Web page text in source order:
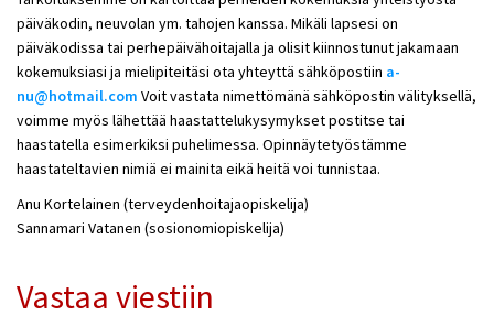
päiväkodin, neuvolan ym. tahojen kanssa. Mikäli lapsesi on
päiväkodissa tai perhepäivähoitajalla ja olisit kiinnostunut jakamaan
kokemuksiasi ja mielipiteitäsi ota yhteyttä sähköpostiin a-
nu@hotmail.com Voit vastata nimettömänä sähköpostin välityksellä,
voimme myös lähettää haastattelukysymykset postitse tai
haastatella esimerkiksi puhelimessa. Opinnäytetyöstämme
haastateltavien nimiä ei mainita eikä heitä voi tunnistaa.
Anu Kortelainen (terveydenhoitajaopiskelija)
Sannamari Vatanen (sosionomiopiskelija)
Vastaa viestiin